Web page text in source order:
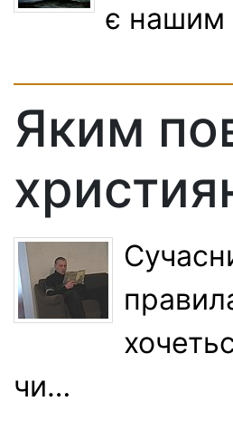
є нашим
Яким
чи…